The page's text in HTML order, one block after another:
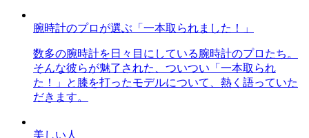
腕時計のプロが選ぶ「一本取られました！」
数多の腕時計を日々目にしている腕時計のプロたち。
そんな彼らが魅了された、ついつい「一本取られ
た！」と膝を打ったモデルについて、熱く語っていた
だきます。
美しい人